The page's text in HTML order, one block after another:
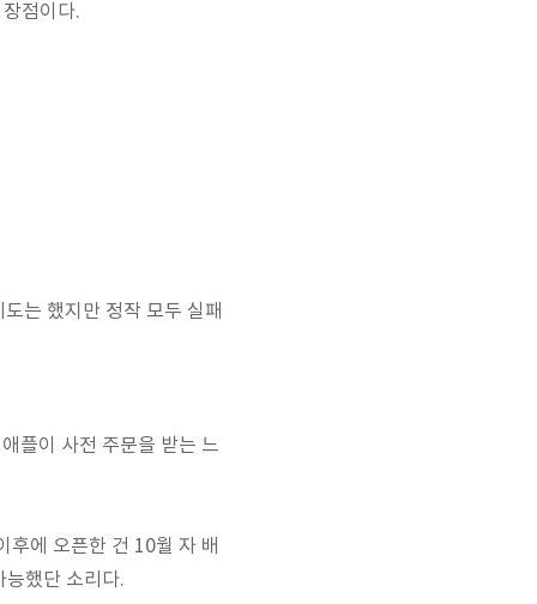
점이다.
는 했지만 정작 모두 실패
플이 사전 주문을 받는 느
후에 오픈한 건 10월 자 배
능했단 소리다.